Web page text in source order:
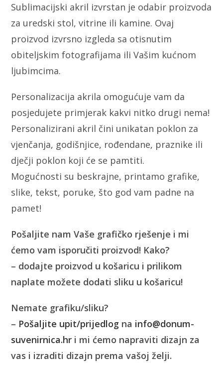
Sublimacijski akril izvrstan je odabir proizvoda
za uredski stol, vitrine ili kamine. Ovaj
proizvod izvrsno izgleda sa otisnutim
obiteljskim fotografijama ili Vašim kućnom
ljubimcima.
Personalizacija akrila omogućuje vam da
posjedujete primjerak kakvi nitko drugi nema!
Personalizirani akril čini unikatan poklon za
vjenčanja, godišnjice, rođendane, praznike ili
dječji poklon koji će se pamtiti.
Mogućnosti su beskrajne, printamo grafike,
slike, tekst, poruke, što god vam padne na
pamet!
Pošaljite nam Vaše grafičko rješenje i mi
ćemo vam isporučiti proizvod! Kako?
– dodajte proizvod u košaricu i prilikom
naplate možete dodati sliku u košaricu!
Nemate grafiku/sliku?
– Pošaljite upit/prijedlog na info@donum-
suvenirnica.hr i mi ćemo napraviti dizajn za
vas i izraditi dizajn prema vašoj želji.